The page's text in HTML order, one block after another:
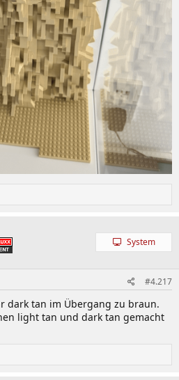
System
#4.217
dark tan im Übergang zu braun.
light tan und dark tan gemacht